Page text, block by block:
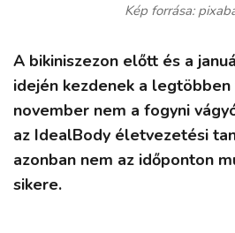
Kép forrása:
A bikiniszezon előtt és a
idején kezdenek a
november nem a fogyni
az IdealBody életvezetési
azonban nem az időponton
sikere.